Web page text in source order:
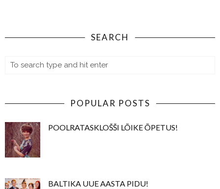
SEARCH
POPULAR POSTS
POOLRATASKLOŠŠI LÕIKE ÕPETUS!
BALTIKA UUE AASTA PIDU!